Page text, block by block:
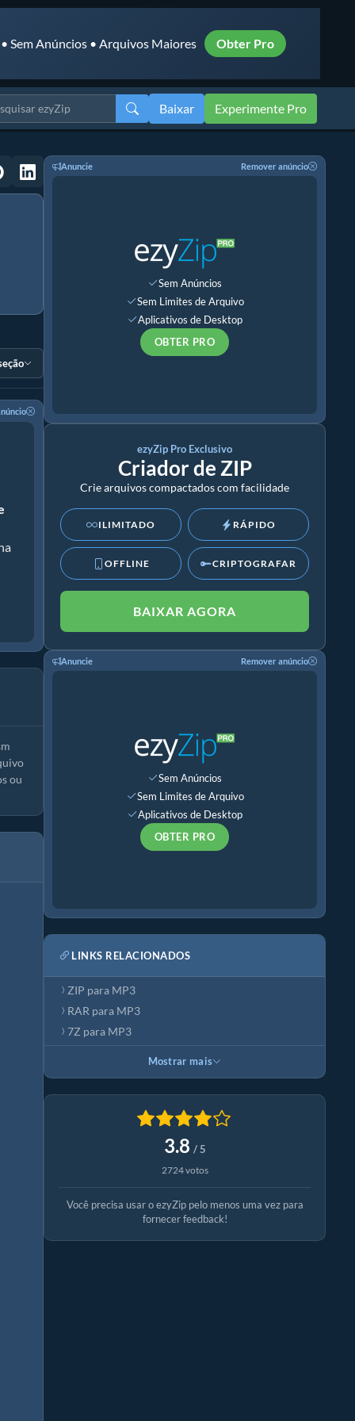
Sem Anúncios • Arquivos Maiores Obter Pro
Baixar Experimente Pro
ou
Anuncie Remover anúncio
Sem Anúncios
Sem Limites de Arquivo
Aplicativos de Desktop
OBTER PRO
ezyZip Pro Exclusivo
Criador de ZIP
Crie arquivos compactados com facilidade
ILIMITADO RÁPIDO
OFFLINE CRIPTOGRAFAR
BAIXAR AGORA
Anuncie Remover anúncio
Sem Anúncios
Sem Limites de Arquivo
Aplicativos de Desktop
OBTER PRO
LINKS RELACIONADOS
ZIP para MP3
RAR para MP3
7Z para MP3
Mostrar mais
3.8 / 5
2724 votos
Você precisa usar o ezyZip pelo menos uma vez para
fornecer feedback!